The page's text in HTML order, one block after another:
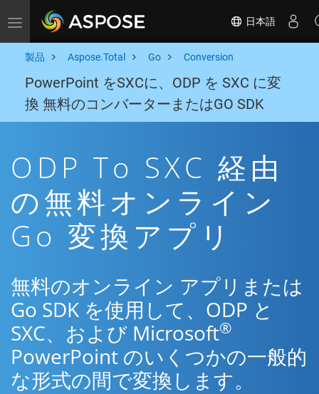
Toggle navigation 日本語
製品 Aspose.Total Go Conversion
PowerPoint をSXCに、ODP を SXC に変
換 無料のコンバーターまたはGO SDK
ODP To SXC 経由
の無料オンライン
Go 変換アプリ
無料のオンライン アプリまたは
Go SDK を使用して、ODP と
SXC、および Microsoft®
PowerPoint のいくつかの一般的
な形式の間で変換します。